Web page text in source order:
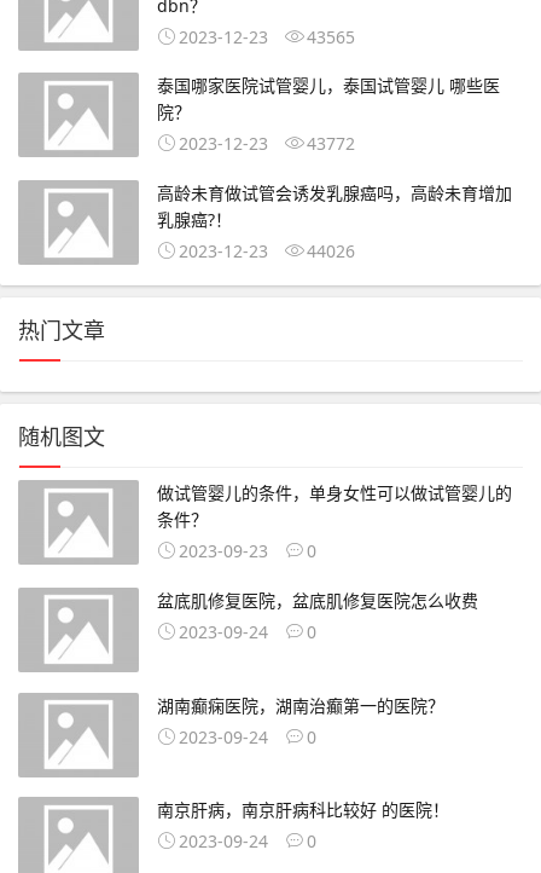
dbn？
2023-12-23
43565
泰国哪家医院试管婴儿，泰国试管婴儿 哪些医
院？
2023-12-23
43772
高龄未育做试管会诱发乳腺癌吗，高龄未育增加
乳腺癌?！
2023-12-23
44026
热门文章
随机图文
做试管婴儿的条件，单身女性可以做试管婴儿的
条件？
2023-09-23
0
盆底肌修复医院，盆底肌修复医院怎么收费
2023-09-24
0
湖南癫痫医院，湖南治癫第一的医院？
2023-09-24
0
南京肝病，南京肝病科比较好 的医院！
2023-09-24
0